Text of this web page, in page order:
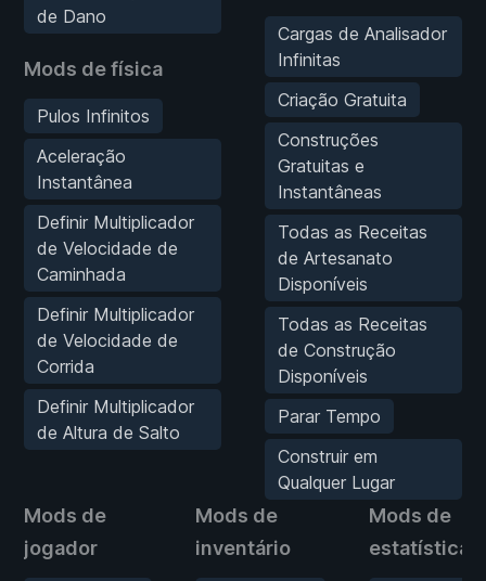
de Dano
Mods de física
Pulos Infinitos
Aceleração
Instantânea
Definir Multiplicador
de Velocidade de
Caminhada
Definir Multiplicador
de Velocidade de
Corrida
Definir Multiplicador
de Altura de Salto
Cargas de Analisador
Infinitas
Criação Gratuita
Construções
Gratuitas e
Instantâneas
Todas as Receitas
de Artesanato
Disponíveis
Todas as Receitas
de Construção
Disponíveis
Parar Tempo
Construir em
Qualquer Lugar
Mods de
jogador
Mods de
inventário
Mods de
estatísticas